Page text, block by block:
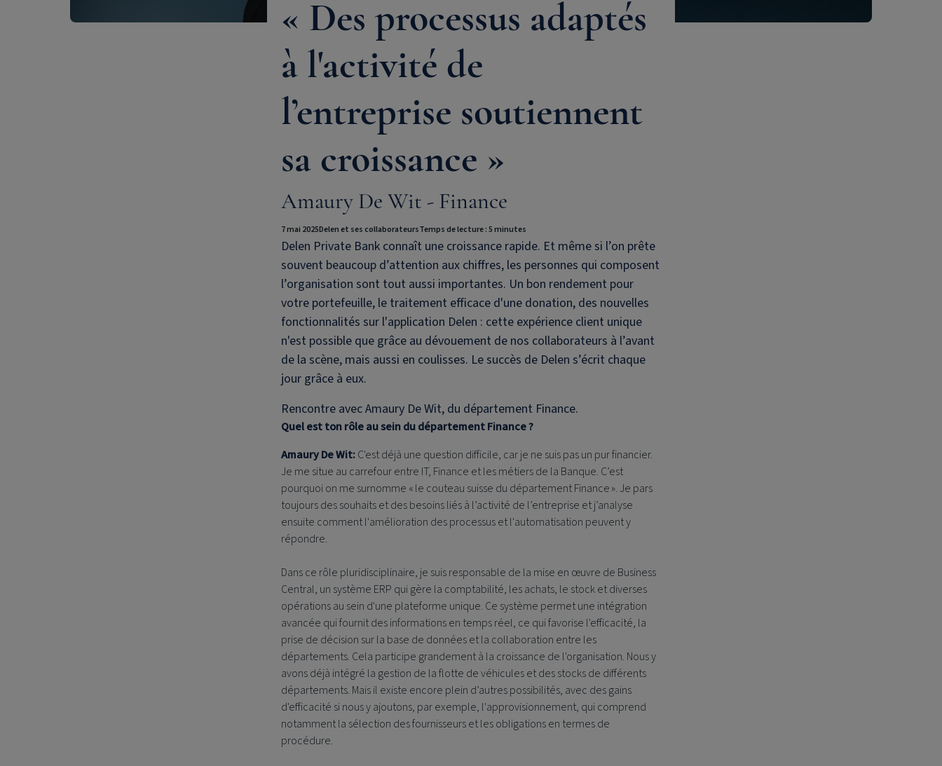
« Des processus adaptés
à l'activité de
l’entreprise soutiennent
sa croissance »
Amaury De Wit - Finance
7 mai 2025Delen et ses collaborateursTemps de lecture : 5 minutes
Delen Private Bankconnaît une croissance rapide. Et même si l’on prête
souvent beaucoup d’attention aux chiffres, les personnes qui composent
l’organisation sont tout aussi importantes. Un bon rendement pour
votre portefeuille, le traitement efficace d'une donation, des nouvelles
fonctionnalités sur l'application Delen : cette expérience client unique
n'est possible que grâce au dévouement de nos collaborateurs à l’avant
de la scène, mais aussi en coulisses. Le succès de Delen s’écrit chaque
jour grâce à eux.
Rencontre avec Amaury De Wit, du département Finance.
Quel est ton rôle au sein du département Finance ?
Amaury De Wit:C'est déjà une question difficile, car je ne suis pas un pur financier.
Je me situe au carrefour entre IT, Finance et les métiers de la Banque. C’est
pourquoi on me surnomme « le couteau suisse du département Finance ». Je pars
toujours des souhaits et des besoins liés à l’activité de l’entreprise et j’analyse
ensuite comment l'amélioration des processus et l'automatisation peuvent y
répondre.
Dans ce rôle pluridisciplinaire, je suis responsable de la mise en œuvre de Business
Central, un système ERP qui gère la comptabilité, les achats, le stock et diverses
opérations au sein d'une plateforme unique. Ce système permet une intégration
avancée qui fournit des informations en temps réel, ce qui favorise l'efficacité, la
prise de décision sur la base de données et la collaboration entre les
départements. Cela participe grandement à la croissance de l'organisation. Nous y
avons déjà intégré la gestion de la flotte de véhicules et des stocks de différents
départements. Mais il existe encore plein d’autres possibilités, avec des gains
d'efficacité si nous y ajoutons, par exemple, l'approvisionnement, qui comprend
notamment la sélection des fournisseurs et les obligations en termes de
procédure.